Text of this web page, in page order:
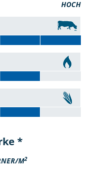
HOCH
*
M2